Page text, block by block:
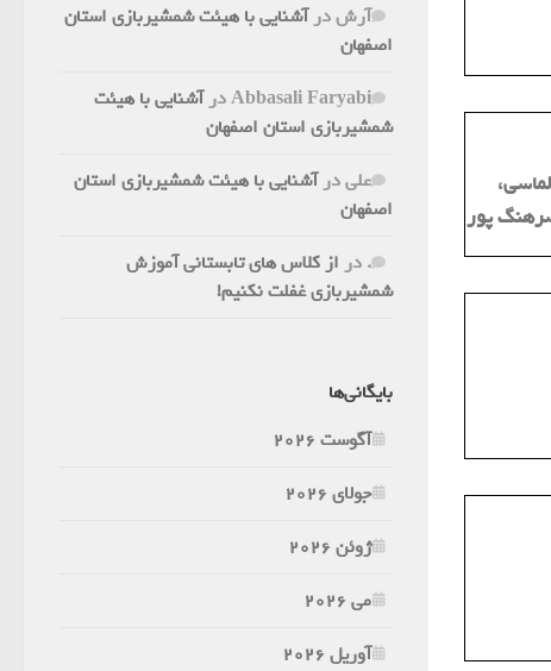
پور
آرشدرآشنایی با هیئت شمشیربازی استان
اصفهان
Abbasali Faryabiدرآشنایی با هیئت
شمشیربازی استان اصفهان
علیدرآشنایی با هیئت شمشیربازی استان
اصفهان
. در از کلاس های تابستانی آموزش
شمشیربازی غفلت نکنیم!
بایگانی‌ها
آگوست 2026
جولای 2026
ژوئن 2026
می 2026
آوریل 2026